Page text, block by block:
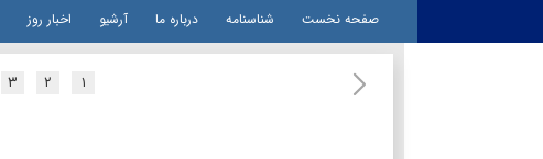
صفحه نخست شناسنامه درباره ما آرشیو اخبار روز
۱ ۲ ۳